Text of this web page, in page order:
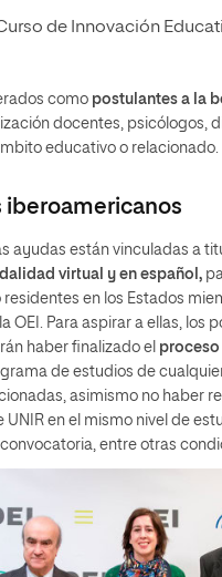
de Innovación
como postulantes a la
docentes, psicólogos,
educativo o relacionado.
iberoamericanos
ayudas están vinculadas a
virtual y en español,
en los Estados
OEI. Para aspirar a ellas, los
haber finalizado el proceso
de estudios de
asimismo no haber
UNIR en el mismo nivel de
entre otras